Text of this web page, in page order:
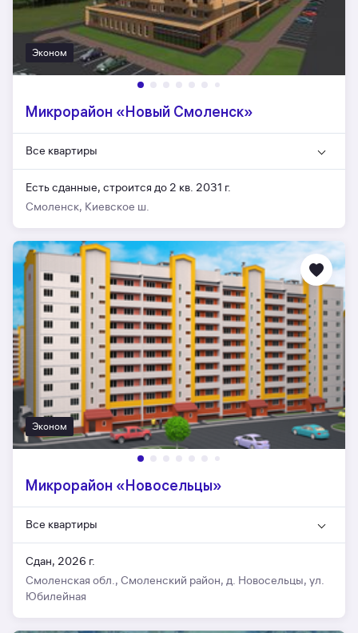
Эконом
Микрорайон «Новый Смоленск»
Все квартиры
Есть сданные, строится до 2 кв. 2031 г.
Смоленск, Киевское ш.
Эконом
Микрорайон «Новосельцы»
Все квартиры
Сдан, 2026 г.
Смоленская обл., Смоленский район, д. Новосельцы, ул.
Юбилейная